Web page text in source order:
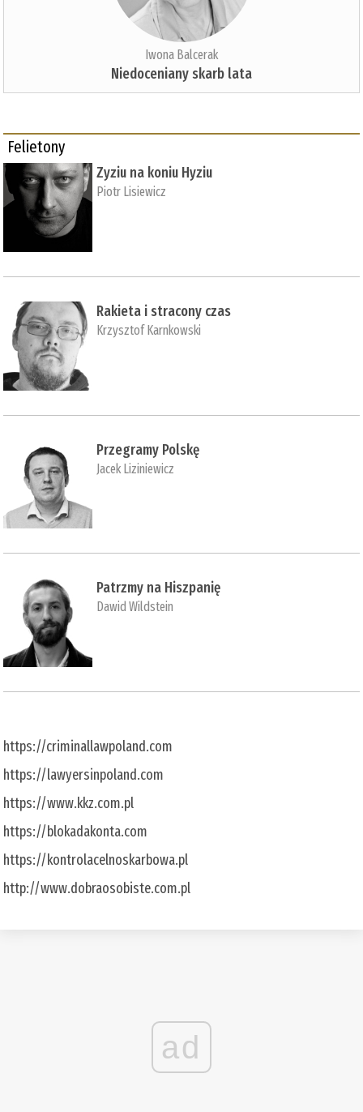
Iwona Balcerak
Niedoceniany skarb lata
Felietony
Zyziu na koniu Hyziu
Piotr Lisiewicz
Rakieta i stracony czas
Krzysztof Karnkowski
Przegramy Polskę
Jacek Liziniewicz
Patrzmy na Hiszpanię
Dawid Wildstein
https://criminallawpoland.com
https://lawyersinpoland.com
https://www.kkz.com.pl
https://blokadakonta.com
https://kontrolacelnoskarbowa.pl
http://www.dobraosobiste.com.pl
ad